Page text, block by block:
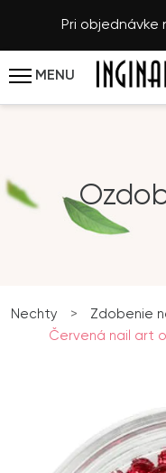
Pri objednávke
MENU
Nechty > Zdobenie
Červená nail art